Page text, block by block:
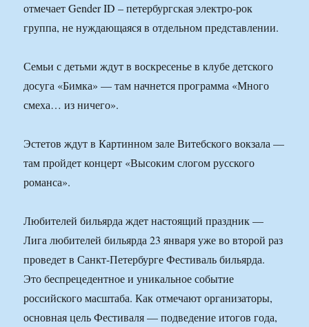
отмечает Gender ID – петербургская электро-рок
группа, не нуждающаяся в отдельном представлении.
Семьи с детьми ждут в воскресенье в клубе детского
досуга «Бимка» — там начнется программа «Много
смеха… из ничего».
Эстетов ждут в Картинном зале Витебского вокзала —
там пройдет концерт «Высоким слогом русского
романса».
Любителей бильярда ждет настоящий праздник —
Лига любителей бильярда 23 января уже во второй раз
проведет в Санкт-Петербурге Фестиваль бильярда.
Это беспрецедентное и уникальное событие
российского масштаба. Как отмечают организаторы,
основная цель Фестиваля — подведение итогов года,